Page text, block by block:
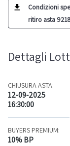
Condizioni
ritiro asta
Dettagli
CHIUSURA ASTA:
12-09-2025
16:30:00
BUYERS PREMIUM:
10% BP